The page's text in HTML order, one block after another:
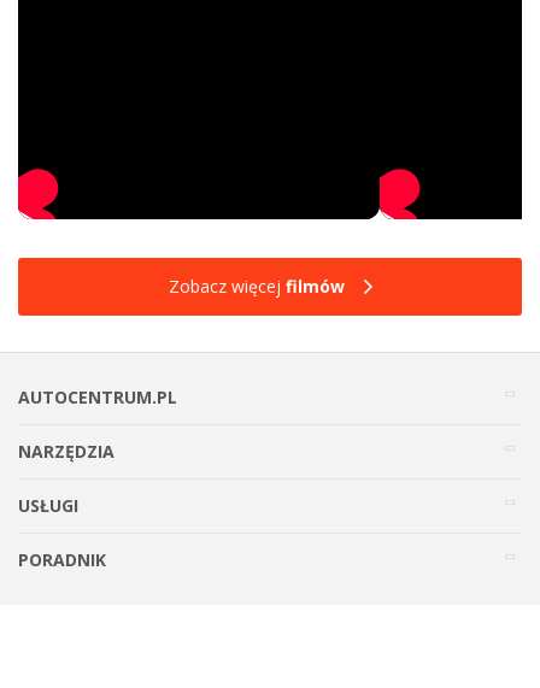
Zobacz więcej filmów
AUTOCENTRUM.PL
NARZĘDZIA
USŁUGI
PORADNIK